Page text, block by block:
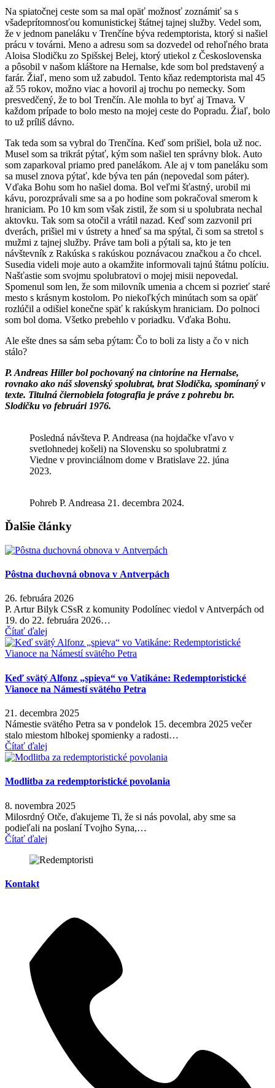
Na spiatočnej ceste som sa mal opäť možnosť zoznámiť sa s
všadeprítomnosťou komunistickej štátnej tajnej služby. Vedel som,
že v jednom paneláku v Trenčíne býva redemptorista, ktorý si našiel
prácu v továrni. Meno a adresu som sa dozvedel od rehoľného brata
Aloisa Slodičku zo Spišskej Belej, ktorý utiekol z Československa
a pôsobil v našom kláštore na Hernalse, kde som bol predstavený a
farár. Žiaľ, meno som už zabudol. Tento kňaz redemptorista mal 45
až 55 rokov, možno viac a hovoril aj trochu po nemecky. Som
presvedčený, že to bol Trenčín. Ale mohla to byť aj Trnava. V
každom prípade to bolo mesto na mojej ceste do Popradu. Žiaľ, bolo
to už príliš dávno.
Tak teda som sa vybral do Trenčína. Keď som prišiel, bola už noc.
Musel som sa trikrát pýtať, kým som našiel ten správny blok. Auto
som zaparkoval priamo pred panelákom. Ale aj v tom paneláku som
sa musel znova pýtať, kde býva ten pán (nepovedal som páter).
Vďaka Bohu som ho našiel doma. Bol veľmi šťastný, urobil mi
kávu, porozprávali sme sa a po hodine som pokračoval smerom k
hraniciam. Po 10 km som však zistil, že som si u spolubrata nechal
aktovku. Tak som sa otočil a vrátil nazad. Keď som zazvonil pri
dverách, prišiel mi v ústrety a hneď sa ma spýtal, či som sa stretol s
mužmi z tajnej služby. Práve tam boli a pýtali sa, kto je ten
návštevník z Rakúska s rakúskou poznávacou značkou a čo chcel.
Susedia videli moje auto a okamžite informovali tajnú štátnu políciu.
Našťastie som svojmu spolubratovi o mojej misii nepovedal.
Spomenul som len, že som milovník umenia a chcem si pozrieť staré
mesto s krásnym kostolom. Po niekoľkých minútach som sa opäť
rozlúčil a odišiel konečne späť k rakúskym hraniciam. Do polnoci
som bol doma. Všetko prebehlo v poriadku. Vďaka Bohu.
Ale ešte dnes sa sám seba pýtam: Čo to boli za listy a čo v nich
stálo?
P. Andreas Hiller bol pochovaný na cintoríne na Hernalse,
rovnako ako náš slovenský spolubrat, brat Slodička, spomínaný v
texte. Titulná čiernobiela fotografia je práve z pohrebu br.
Slodičku vo februári 1976.
Posledná návšteva P. Andreasa (na hojdačke vľavo v
svetlohnedej košeli) na Slovensku so spolubratmi z
Viedne v provinciálnom dome v Bratislave 22. júna
2023.
Pohreb P. Andreasa 21. decembra 2024.
Ďalšie články
Pôstna duchovná obnova v Antverpách
26. februára 2026
P. Artur Bilyk CSsR z komunity Podolínec viedol v Antverpách od
19. do 22. februára 2026…
Čítať ďalej
Keď svätý Alfonz „spieva“ vo Vatikáne: Redemptoristické
Vianoce na Námestí svätého Petra
21. decembra 2025
Námestie svätého Petra sa v pondelok 15. decembra 2025 večer
stalo miestom hlbokej spomienky a radosti…
Čítať ďalej
Modlitba za redemptoristické povolania
8. novembra 2025
Milosrdný Otče, ďakujeme Ti, že si nás povolal, aby sme sa
podieľali na poslaní Tvojho Syna,…
Čítať ďalej
Kontakt